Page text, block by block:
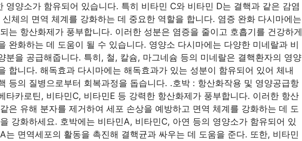
영양소가 함유되어 있습니다. 특히 비타민 C와 비타민 D는 결핵과 같은 감염
체의 면역 체계를 강화하는 데 중요한 역할을 합니다. 염증 완화 다시마에는
는 항산화제가 풍부합니다. 이러한 성분은 염증을 줄이고 호흡기를 건강하게
완화하는 데 도움이 될 수 있습니다. 영양소 다시마에는 다양한 미네랄과 비
분을 공급해줍니다. 특히, 철, 칼슘, 마그네슘 등의 미네랄은 결핵환자의 영양
합니다. 해독효과 다시마에는 해독효과가 있는 성분이 함유되어 있어 체내
등의 질병으로부터 회복과정을 돕습니다. .호박 : 항산화작용 및 영양공급항
타카로틴, 비타민C, 비타민E 등 강력한 항산화제가 풍부합니다. 이러한 항산
은 유해 분자를 제거하여 세포 손상을 예방하고 면역 체계를 강화하는 데 도
강화하세요. 호박에는 비타민A, 비타민C, 아연 등의 영양소가 함유되어 있
는 면역세포의 활동을 촉진해 결핵균과 싸우는 데 도움을 준다. 또한, 비타민